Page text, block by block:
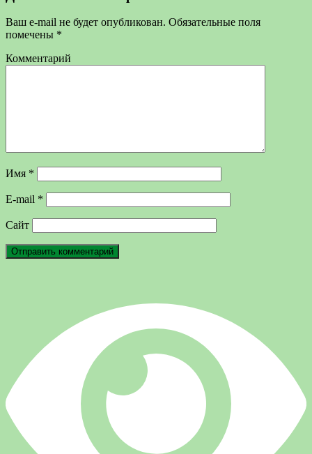
Ваш e-mail не будет опубликован. Обязательные поля
помечены *
Комментарий
Имя *
E-mail *
Сайт